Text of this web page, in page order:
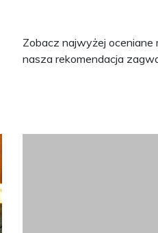
Zobacz najwyżej oceniane
nasza rekomendacja